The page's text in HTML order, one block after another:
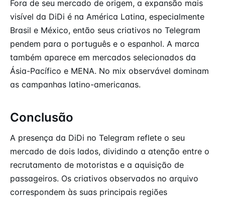
Fora de seu mercado de origem, a expansão mais
visível da DiDi é na América Latina, especialmente
Brasil e México, então seus criativos no Telegram
pendem para o português e o espanhol. A marca
também aparece em mercados selecionados da
Ásia-Pacífico e MENA. No mix observável dominam
as campanhas latino-americanas.
Conclusão
A presença da DiDi no Telegram reflete o seu
mercado de dois lados, dividindo a atenção entre o
recrutamento de motoristas e a aquisição de
passageiros. Os criativos observados no arquivo
correspondem às suas principais regiões